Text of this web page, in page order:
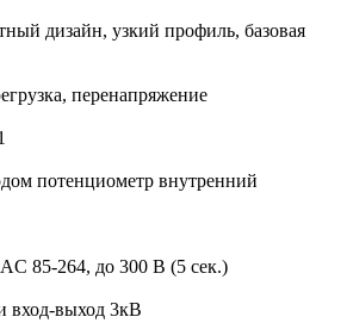
дизайн, узкий профиль, базовая
перенапряжение
потенциометр внутренний
85-264, до 300 В (5 сек.)
вход-выход 3кВ